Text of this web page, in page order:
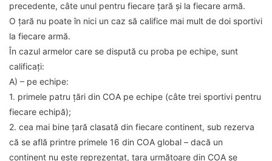
precedente, câte unul pentru fiecare țară și la fiecare armă.
O țară nu poate în nici un caz să califice mai mult de doi sportivi
la fiecare armă.
În cazul armelor care se dispută cu proba pe echipe, sunt
calificați:
A) – pe echipe:
1. primele patru țări din COA pe echipe (câte trei sportivi pentru
fiecare echipă);
2. cea mai bine țară clasată din fiecare continent, sub rezerva
că se află printre primele 16 din COA global – dacă un
continent nu este reprezentat, țara următoare din COA se